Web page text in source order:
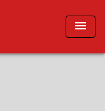
menu